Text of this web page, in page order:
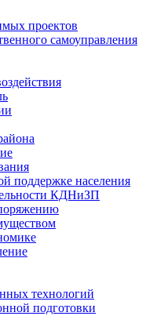
проектов
самоуправления
поддержке населения
КДНиЗП
технологий
подготовки